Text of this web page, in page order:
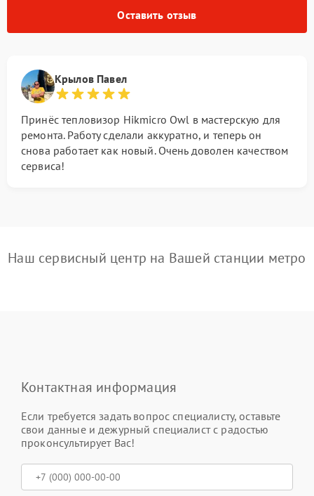
Оставить отзыв
Крылов Павел
Принёс тепловизор Hikmicro Owl в мастерскую для
ремонта. Работу сделали аккуратно, и теперь он
снова работает как новый. Очень доволен качеством
сервиса!
Наш сервисный центр на Вашей станции метро
Контактная информация
Если требуется задать вопрос специалисту, оставьте
свои данные и дежурный специалист с радостью
проконсультирует Вас!